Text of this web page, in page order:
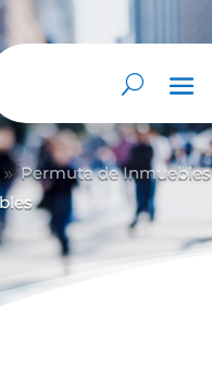
herramientas
9 Permuta de Inmuebles